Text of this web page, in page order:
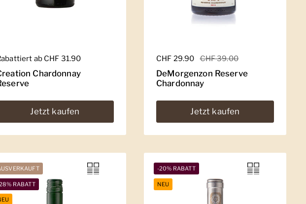
Preis
ab CHF 31.90
Chardonnay
Jetzt kaufen
Regulärer Preis
CHF 29.90 Sale-Preis
CHF 39.00
DeMorgenzon Reserve
Chardonnay
Jetzt kaufen
RABATT
-20% RABATT
NEU